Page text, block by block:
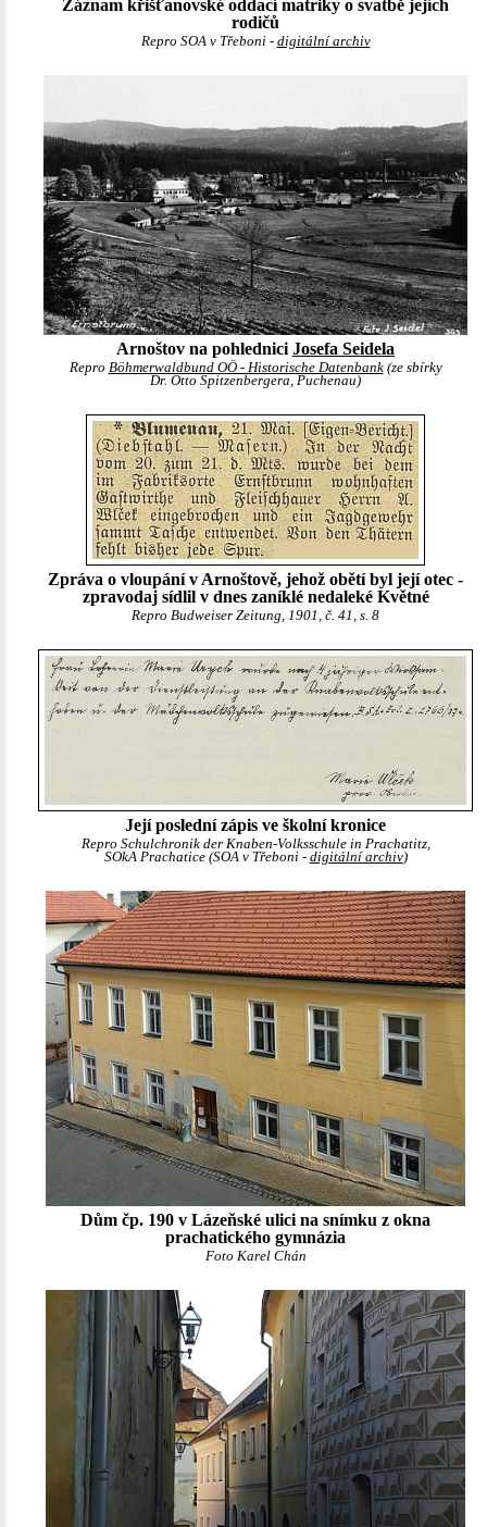
Záznam křišťanovské oddací matriky o svatbě jejích
rodičů
Repro SOA v Třeboni - digitální archiv
Arnoštov na pohlednici Josefa Seidela
Repro Böhmerwaldbund OÖ - Historische Datenbank(ze sbírky
Dr. Otto Spitzenbergera, Puchenau)
Zpráva o vloupání v Arnoštově, jehož obětí byl její otec -
zpravodaj sídlil v dnes zaníklé nedaleké Květné
Repro Budweiser Zeitung, 1901, č. 41, s. 8
Její poslední zápis ve školní kronice
Repro Schulchronik der Knaben-Volksschule in Prachatitz,
SOkA Prachatice (SOA v Třeboni - digitální archiv)
Dům čp. 190 v Lázeňské ulici na snímku z okna
prachatického gymnázia
Foto Karel Chán